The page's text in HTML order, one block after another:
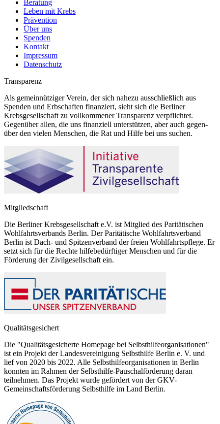
Beratung
Leben mit Krebs
Prävention
Über uns
Spenden
Kontakt
Impressum
Datenschutz
Transparenz
Als gemeinnütziger Verein, der sich nahezu ausschließlich aus
Spenden und Erbschaften finanziert, sieht sich die Berliner
Krebsgesellschaft zu vollkommener Transparenz verpflichtet.
Gegenüber allen, die uns finanziell unterstützen, aber auch gegen-
über den vielen Menschen, die Rat und Hilfe bei uns suchen.
Mitgliedschaft
Die Berliner Krebsgesellschaft e.V. ist Mitglied des Paritätischen
Wohlfahrtsverbands Berlin. Der Paritätische Wohlfahrtsverband
Berlin ist Dach- und Spitzenverband der freien Wohlfahrtspflege. Er
setzt sich für die Rechte hilfebedürftiger Menschen und für die
Förderung der Zivilgesellschaft ein.
Qualitätsgesichert
Die "Qualitätsgesicherte Homepage bei Selbsthilfeorganisationen"
ist ein Projekt der Landesvereinigung Selbsthilfe Berlin e. V. und
lief von 2020 bis 2022. Alle Selbsthilfeorganisationen in Berlin
konnten im Rahmen der Selbsthilfe-Pauschalförderung daran
teilnehmen. Das Projekt wurde gefördert von der GKV-
Gemeinschaftsförderung Selbsthilfe im Land Berlin.